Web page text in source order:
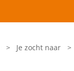
> Je zocht naar >